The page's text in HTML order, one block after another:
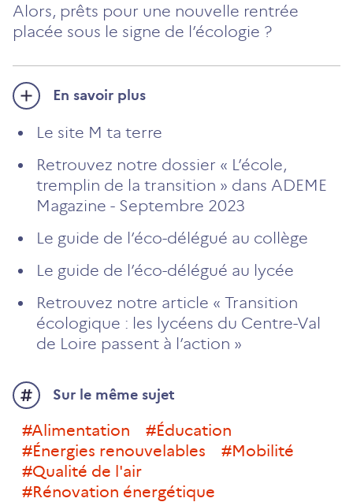
Alors, prêts pour une nouvelle rentrée
placée sous le signe de l’écologie ?
En savoir plus
Le site M ta terre
Retrouvez notre dossier « L’école,
tremplin de la transition » dans ADEME
Magazine - Septembre 2023
Le guide de l’éco-délégué au collège
Le guide de l’éco-délégué au lycée
Retrouvez notre article « Transition
écologique : les lycéens du Centre-Val
de Loire passent à l’action »
Sur le même sujet
#alimentation
#éducation
#Énergies renouvelables
#Mobilité
#Qualité de l'air
#rénovation énergétique